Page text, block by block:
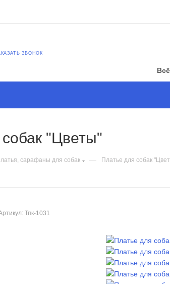
ЗВОНОК
"Цветы"
сарафаны для собак — Платье для собак
Тпк-1031